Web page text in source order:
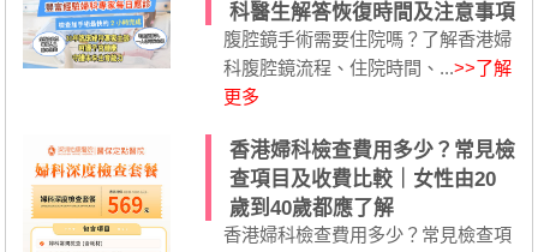
科醫生解答恢復時間及注意事項
腹腔鏡手術需要住院嗎？了解香港婦
科腹腔鏡流程、住院時間、...>>了解
更多
香港婦科檢查費用多少？常見檢
查項目及收費比較｜女性由20
歲到40歲都應了解
香港婦科檢查費用多少？常見檢查項